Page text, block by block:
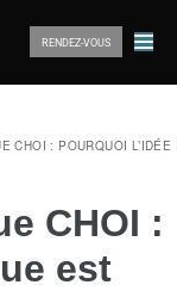
RENDEZ-VOUS
CHOI : POURQUOI
CHOI :
est